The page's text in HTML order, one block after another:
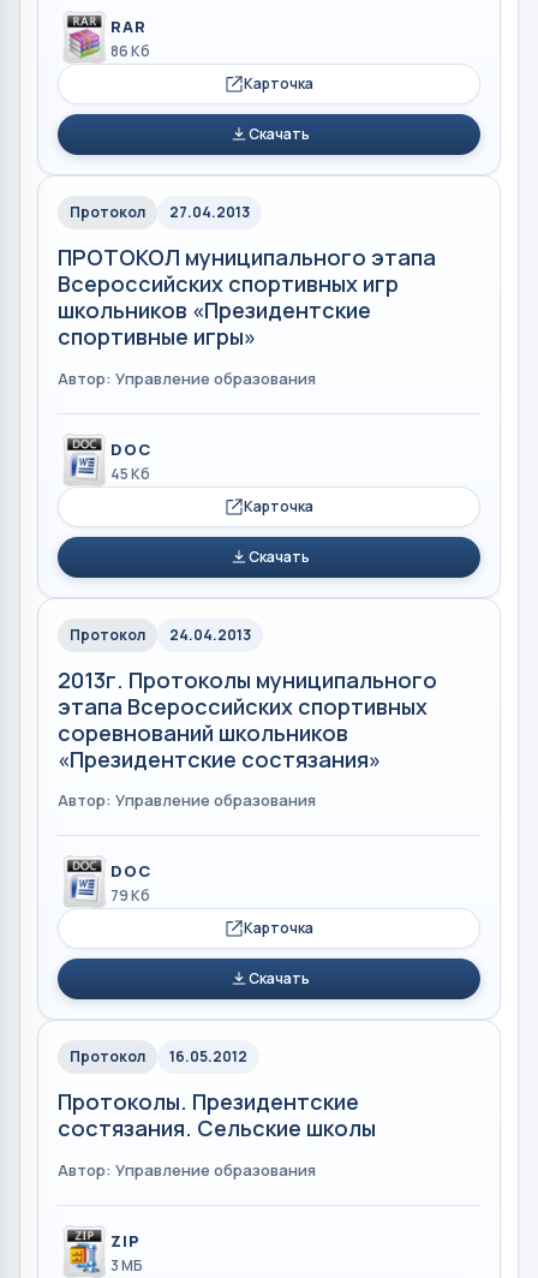
RAR
86 Кб
Карточка
Скачать
Протокол 27.04.2013
ПРОТОКОЛ муниципального этапа
Всероссийских спортивных игр
школьников «Президентские
спортивные игры»
Автор: Управление образования
DOC
45 Кб
Карточка
Скачать
Протокол 24.04.2013
2013г. Протоколы муниципального
этапа Всероссийских спортивных
соревнований школьников
«Президентские состязания»
Автор: Управление образования
DOC
79 Кб
Карточка
Скачать
Протокол 16.05.2012
Протоколы. Президентские
состязания. Сельские школы
Автор: Управление образования
ZIP
3 МБ